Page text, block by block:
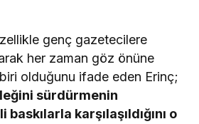
genç gazetecilere
her zaman göz önüne
biri olduğunu ifade eden Erinç;
sürdürmenin
karşılaşıldığını o